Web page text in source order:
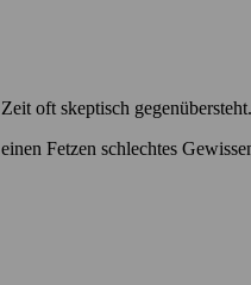
oft skeptisch gegenübersteht.
Fetzen schlechtes